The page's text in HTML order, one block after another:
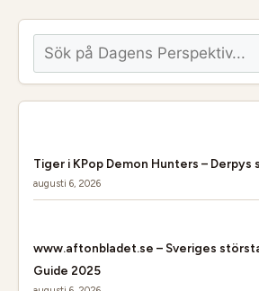
Sök
Tiger i KPop Demon Hunters – Derpys
augusti 6, 2026
www.aftonbladet.se – Sveriges
Guide 2025